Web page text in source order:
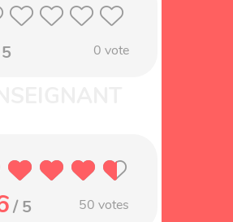
0 vote
/ 5 50 votes